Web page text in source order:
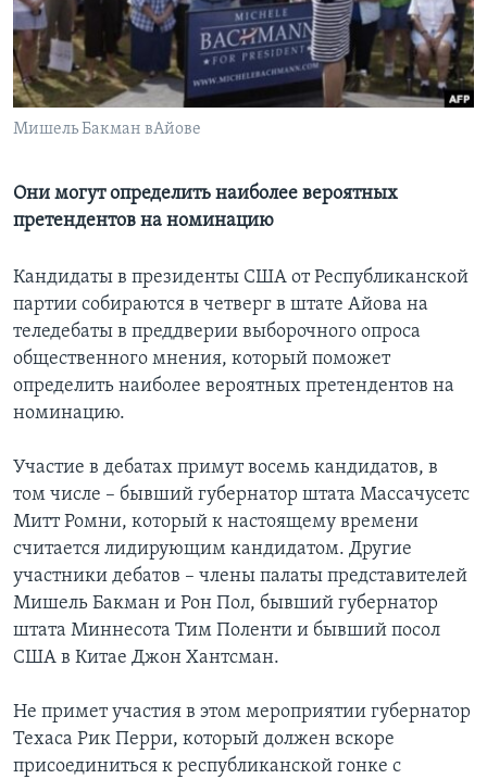
Learning English
СОЦИАЛЬНЫЕ СЕТИ
Языки
Мишель Бакман вАйове
Они могут определить наиболее вероятных
претендентов на номинацию
Кандидаты в президенты США от Республиканской
партии собираются в четверг в штате Айова на
теледебаты в преддверии выборочного опроса
общественного мнения, который поможет
определить наиболее вероятных претендентов на
номинацию.
Участие в дебатах примут восемь кандидатов, в
том числе – бывший губернатор штата Массачусетс
Митт Ромни, который к настоящему времени
считается лидирующим кандидатом. Другие
участники дебатов – члены палаты представителей
Мишель Бакман и Рон Пол, бывший губернатор
штата Миннесота Тим Поленти и бывший посол
США в Китае Джон Хантсман.
Не примет участия в этом мероприятии губернатор
Техаса Рик Перри, который должен вскоре
присоединиться к республиканской гонке с